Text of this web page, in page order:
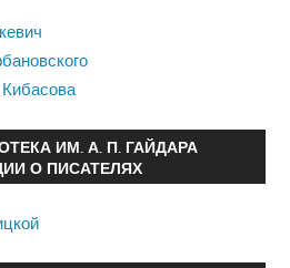
ИМ. А. П. ГАЙДАРА
О ПИСАТЕЛЯХ